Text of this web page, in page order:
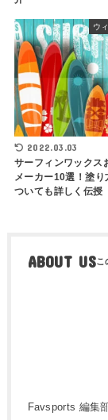
ウ
2022.03.03
サーフィンワックス
メーカー10選！塗り
ついても詳しく伝授
ABOUT US
Favsports 編集